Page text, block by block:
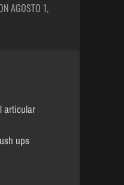
AGOSTO 1,
articular
ups